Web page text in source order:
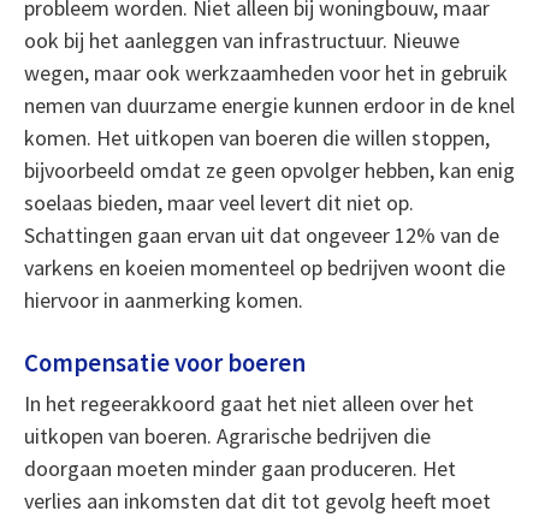
probleem worden. Niet alleen bij woningbouw, maar
ook bij het aanleggen van infrastructuur. Nieuwe
wegen, maar ook werkzaamheden voor het in gebruik
nemen van duurzame energie kunnen erdoor in de knel
komen. Het uitkopen van boeren die willen stoppen,
bijvoorbeeld omdat ze geen opvolger hebben, kan enig
soelaas bieden, maar veel levert dit niet op.
Schattingen gaan ervan uit dat ongeveer 12% van de
varkens en koeien momenteel op bedrijven woont die
hiervoor in aanmerking komen.
Compensatie voor boeren
In het regeerakkoord gaat het niet alleen over het
uitkopen van boeren. Agrarische bedrijven die
doorgaan moeten minder gaan produceren. Het
verlies aan inkomsten dat dit tot gevolg heeft moet